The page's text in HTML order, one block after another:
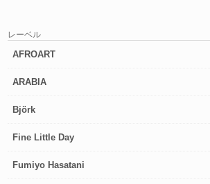
レーベル
AFROART
ARABIA
Björk
Fine Little Day
Fumiyo Hasatani